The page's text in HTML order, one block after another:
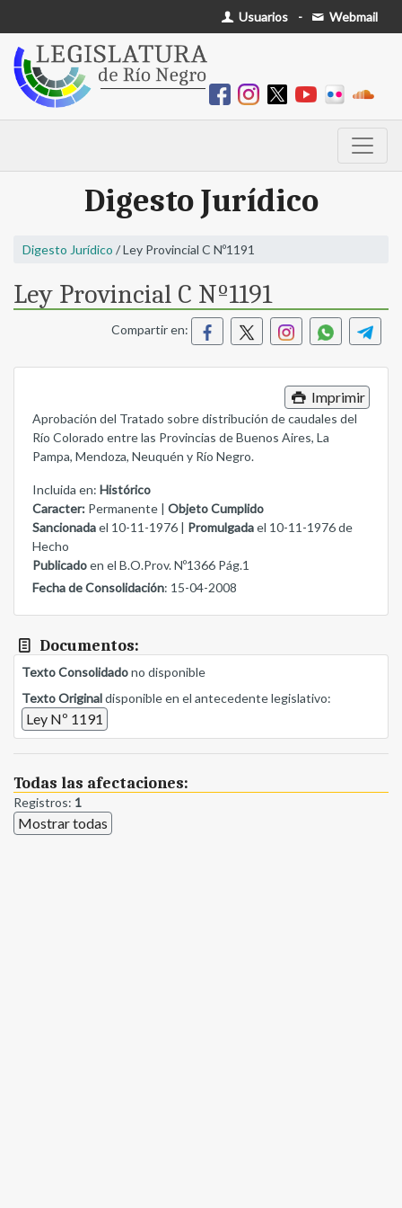
Usuarios - Webmail
Digesto Jurídico
Digesto Jurídico / Ley Provincial C Nº1191
Ley Provincial C Nº1191
Compartir en:
Imprimir
Aprobación del Tratado sobre distribución de caudales del
Río Colorado entre las Provincias de Buenos Aires, La
Pampa, Mendoza, Neuquén y Río Negro.
Incluida en: Histórico
Caracter: Permanente | Objeto Cumplido
Sancionadael 10-11-1976 | Promulgadael 10-11-1976 de
Hecho
Publicadoen el B.O.Prov. Nº1366 Pág.1
Fecha de Consolidación: 15-04-2008
Documentos:
Texto Consolidadono disponible
Texto Originaldisponible en el antecedente legislativo:
Ley Nº 1191
Todas las afectaciones:
Registros: 1
Mostrar todas